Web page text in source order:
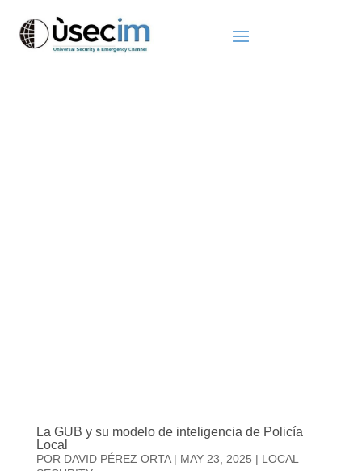
La GUB y su modelo de inteligencia de Policía
Local
POR DAVID PÉREZ ORTA| MAY 23, 2025 | LOCAL